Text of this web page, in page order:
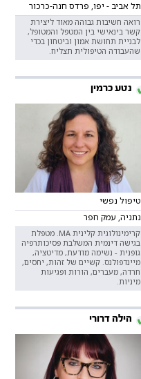
תל אביב - יפו, פרדס חנה-כרכור
רואה חשיבות גבוהה מאוד ליצירת
קשר בינאישי בין המטפל והמטופל,
לבניית תחושת אמון וביטחון בכדי
שהעבודה הטיפולית תצליח.
נטע כרמין
טיפול נפשי
נתניה, עמק חפר
קרימינולוגית קלינית MA. מטפלת
בגישה דינמית המשלבת פסיכותרפיה
גופנית - נשימה מודעת, מדיטציה,
מיינדפולנס. קשיים של זהות, יחסים,
חרדה, מעברים, הורות ופגיעות
מיניות.
הילה דרורי